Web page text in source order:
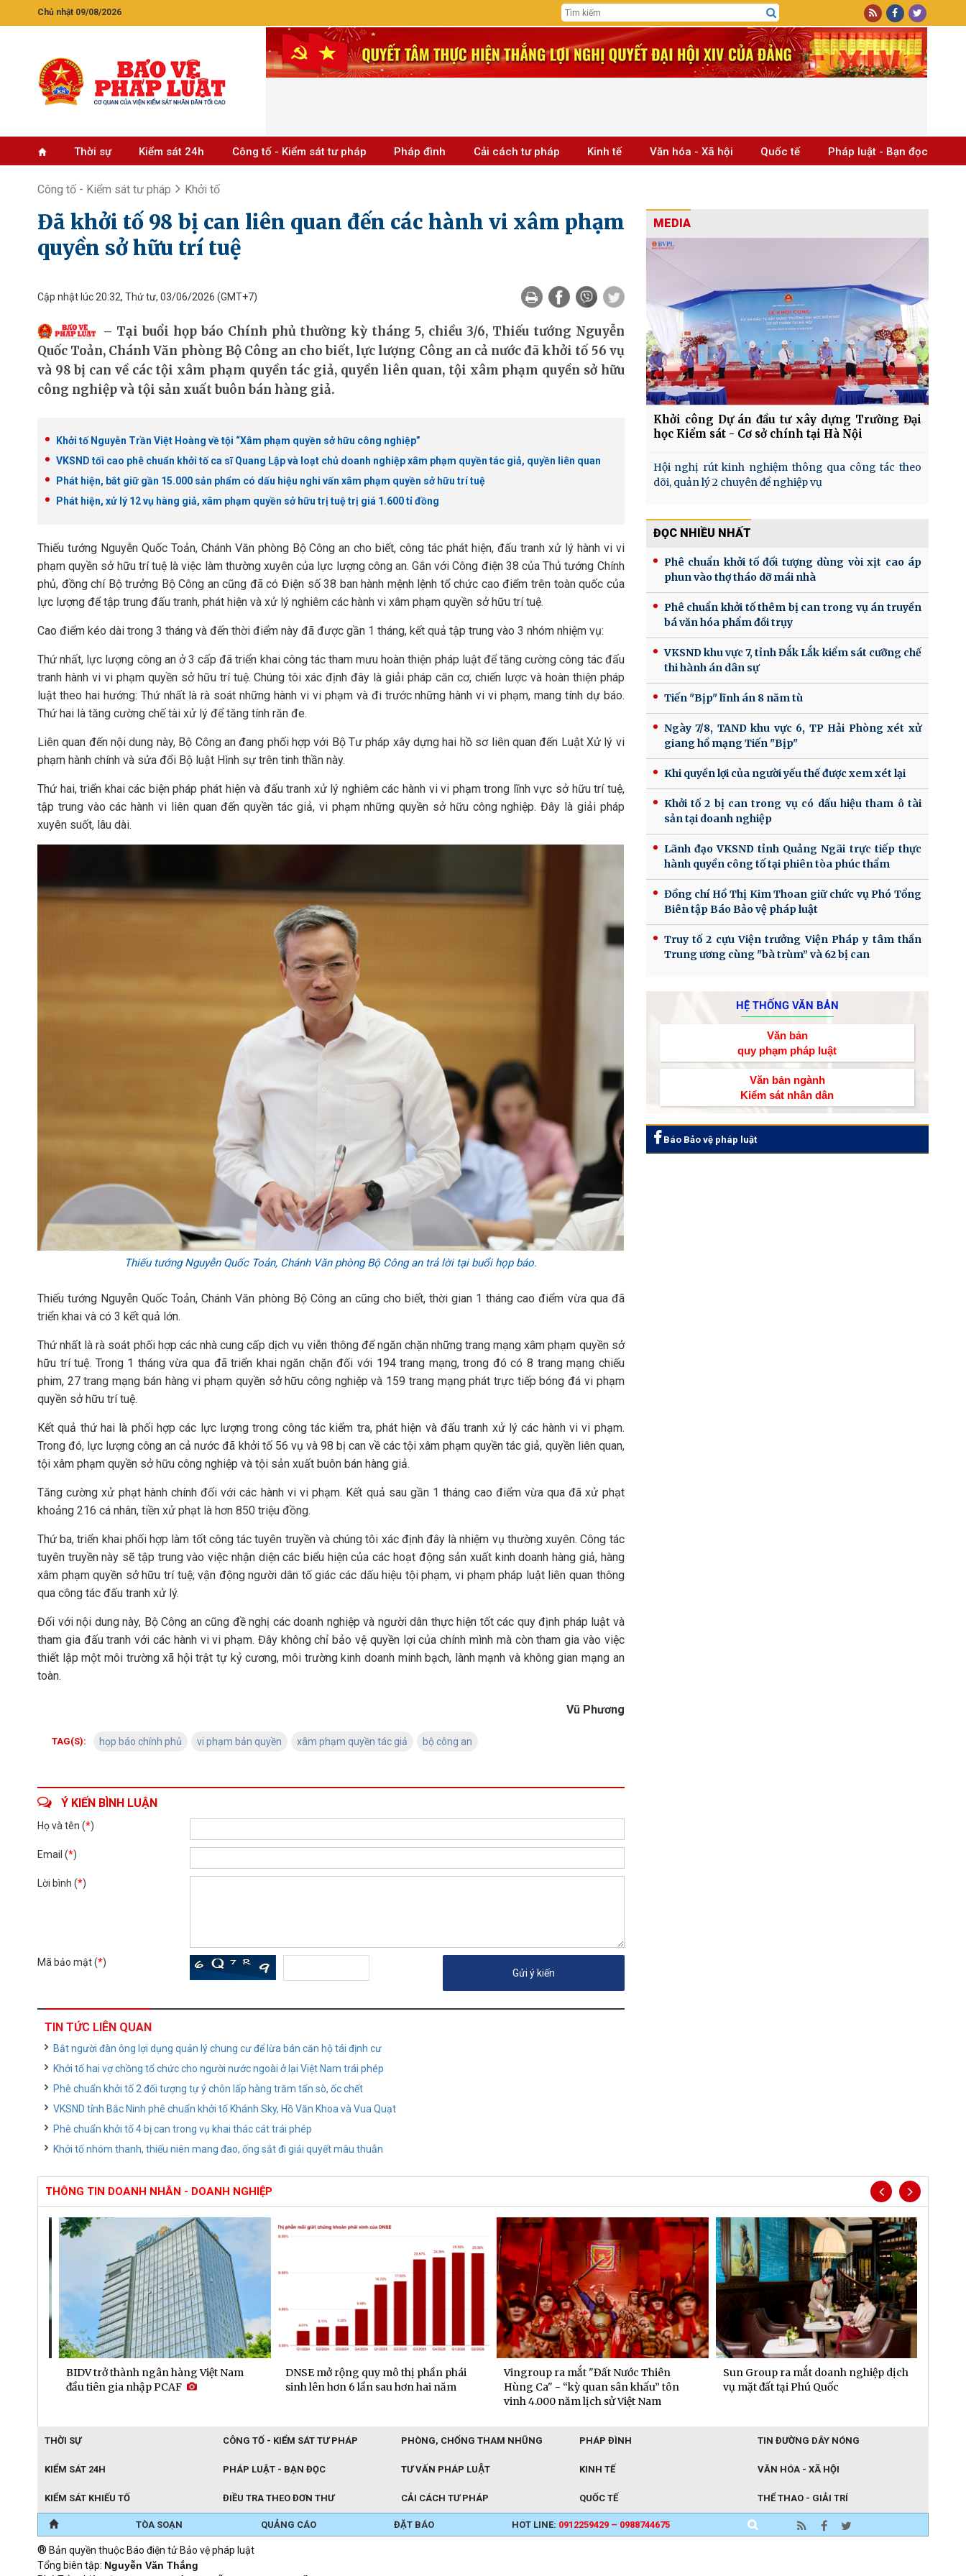
Chủ nhật 09/08/2026
Thời sự Kiểm sát 24h Công tố - Kiểm sát tư pháp Pháp đình Cải cách tư pháp Kinh tế Văn hóa - Xã hội Quốc tế Pháp luật - Bạn đọc
Công tố - Kiểm sát tư pháp Khởi tố
Đã khởi tố 98 bị can liên quan đến các hành vi xâm phạm
quyền sở hữu trí tuệ
Cập nhật lúc 20:32, Thứ tư, 03/06/2026 (GMT+7)
Tại buổi họp báo Chính phủ thường kỳ tháng 5, chiều 3/6, Thiếu tướng Nguyễn
Quốc Toản, Chánh Văn phòng Bộ Công an cho biết, lực lượng Công an cả nước đã khởi tố 56 vụ
và 98 bị can về các tội xâm phạm quyền tác giả, quyền liên quan, tội xâm phạm quyền sở hữu
công nghiệp và tội sản xuất buôn bán hàng giả.
Khởi tố Nguyễn Trần Việt Hoàng về tội “Xâm phạm quyền sở hữu công nghiệp”
VKSND tối cao phê chuẩn khởi tố ca sĩ Quang Lập và loạt chủ doanh nghiệp xâm phạm quyền tác giả, quyền liên quan
Phát hiện, bắt giữ gần 15.000 sản phẩm có dấu hiệu nghi vấn xâm phạm quyền sở hữu trí tuệ
Phát hiện, xử lý 12 vụ hàng giả, xâm phạm quyền sở hữu trị tuệ trị giá 1.600 tỉ đồng
Thiếu tướng Nguyễn Quốc Toản, Chánh Văn phòng Bộ Công an cho biết, công tác phát hiện, đấu tranh xử lý hành vi vi
phạm quyền sở hữu trí tuệ là việc làm thường xuyên của lực lượng công an. Gắn với Công điện 38 của Thủ tướng Chính
phủ, đồng chí Bộ trưởng Bộ Công an cũng đã có Điện số 38 ban hành mệnh lệnh tổ chức cao điểm trên toàn quốc của
lực lượng để tập trung đấu tranh, phát hiện và xử lý nghiêm các hành vi xâm phạm quyền sở hữu trí tuệ.
Cao điểm kéo dài trong 3 tháng và đến thời điểm này đã được gần 1 tháng, kết quả tập trung vào 3 nhóm nhiệm vụ:
Thứ nhất, lực lượng công an ở 3 cấp đã triển khai công tác tham mưu hoàn thiện pháp luật để tăng cường công tác đấu
tranh hành vi vi phạm quyền sở hữu trí tuệ. Chúng tôi xác định đây là giải pháp căn cơ, chiến lược và hoàn thiện pháp
luật theo hai hướng: Thứ nhất là rà soát những hành vi vi phạm và đi trước những hành vi vi phạm, mang tính dự báo.
Thứ hai là tăng cường chế tài xử lý để tăng tính răn đe.
Liên quan đến nội dung này, Bộ Công an đang phối hợp với Bộ Tư pháp xây dựng hai hồ sơ liên quan đến Luật Xử lý vi
phạm hành chính và sửa đổi Bộ luật Hình sự trên tinh thần này.
Thứ hai, triển khai các biện pháp phát hiện và đấu tranh xử lý nghiêm các hành vi vi phạm trong lĩnh vực sở hữu trí tuệ,
tập trung vào các hành vi liên quan đến quyền tác giả, vi phạm những quyền sở hữu công nghiệp. Đây là giải pháp
xuyên suốt, lâu dài.
Thiếu tướng Nguyễn Quốc Toản, Chánh Văn phòng Bộ Công an trả lời tại buổi họp báo.
Thiếu tướng Nguyễn Quốc Toản, Chánh Văn phòng Bộ Công an cũng cho biết, thời gian 1 tháng cao điểm vừa qua đã
triển khai và có 3 kết quả lớn.
Thứ nhất là rà soát phối hợp các nhà cung cấp dịch vụ viễn thông để ngăn chặn những trang mạng xâm phạm quyền sở
hữu trí tuệ. Trong 1 tháng vừa qua đã triển khai ngăn chặn đối với 194 trang mạng, trong đó có 8 trang mạng chiếu
phim, 27 trang mạng bán hàng vi phạm quyền sở hữu công nghiệp và 159 trang mạng phát trực tiếp bóng đá vi phạm
quyền sở hữu trí tuệ.
Kết quả thứ hai là phối hợp các lực lượng trong công tác kiểm tra, phát hiện và đấu tranh xử lý các hành vi vi phạm.
Trong đó, lực lượng công an cả nước đã khởi tố 56 vụ và 98 bị can về các tội xâm phạm quyền tác giả, quyền liên quan,
tội xâm phạm quyền sở hữu công nghiệp và tội sản xuất buôn bán hàng giả.
Tăng cường xử phạt hành chính đối với các hành vi vi phạm. Kết quả sau gần 1 tháng cao điểm vừa qua đã xử phạt
khoảng 216 cá nhân, tiền xử phạt là hơn 850 triệu đồng.
Thứ ba, triển khai phối hợp làm tốt công tác tuyên truyền và chúng tôi xác định đây là nhiệm vụ thường xuyên. Công tác
tuyên truyền này sẽ tập trung vào việc nhận diện các biểu hiện của các hoạt động sản xuất kinh doanh hàng giả, hàng
xâm phạm quyền sở hữu trí tuệ; vận động người dân tố giác các dấu hiệu tội phạm, vi phạm pháp luật liên quan thông
qua công tác đấu tranh xử lý.
Đối với nội dung này, Bộ Công an cũng đề nghị các doanh nghiệp và người dân thực hiện tốt các quy định pháp luật và
tham gia đấu tranh với các hành vi vi phạm. Đây không chỉ bảo vệ quyền lợi của chính mình mà còn tham gia vào việc
thiết lập một môi trường xã hội trật tự kỷ cương, môi trường kinh doanh minh bạch, lành mạnh và không gian mạng an
toàn.
Vũ Phương
TAG(S): họp báo chính phủ vi phạm bản quyền xâm phạm quyền tác giả bộ công an
Ý KIẾN BÌNH LUẬN
Họ và tên (*)
Email (*)
Lời bình (*)
Mã bảo mật (*)
TIN TỨC LIÊN QUAN
Bắt người đàn ông lợi dụng quản lý chung cư để lừa bán căn hộ tái định cư
Khởi tố hai vợ chồng tổ chức cho người nước ngoài ở lại Việt Nam trái phép
Phê chuẩn khởi tố 2 đối tượng tự ý chôn lấp hàng trăm tấn sò, ốc chết
VKSND tỉnh Bắc Ninh phê chuẩn khởi tố Khánh Sky, Hồ Văn Khoa và Vua Quạt
Phê chuẩn khởi tố 4 bị can trong vụ khai thác cát trái phép
Khởi tố nhóm thanh, thiếu niên mang đao, ống sắt đi giải quyết mâu thuẫn
MEDIA
Khởi công Dự án đầu tư xây dựng Trường Đại
học Kiểm sát - Cơ sở chính tại Hà Nội
Hội nghị rút kinh nghiệm thông qua công tác theo
dõi, quản lý 2 chuyên đề nghiệp vụ
ĐỌC NHIỀU NHẤT
Phê chuẩn khởi tố đối tượng dùng vòi xịt cao áp
phun vào thợ tháo dỡ mái nhà
Phê chuẩn khởi tố thêm bị can trong vụ án truyền
bá văn hóa phẩm đồi trụy
VKSND khu vực 7, tỉnh Đắk Lắk kiểm sát cưỡng chế
thi hành án dân sự
Tiến "Bịp" lĩnh án 8 năm tù
Ngày 7/8, TAND khu vực 6, TP Hải Phòng xét xử
giang hồ mạng Tiến "Bịp"
Khi quyền lợi của người yếu thế được xem xét lại
Khởi tố 2 bị can trong vụ có dấu hiệu tham ô tài
sản tại doanh nghiệp
Lãnh đạo VKSND tỉnh Quảng Ngãi trực tiếp thực
hành quyền công tố tại phiên tòa phúc thẩm
Đồng chí Hồ Thị Kim Thoan giữ chức vụ Phó Tổng
Biên tập Báo Bảo vệ pháp luật
Truy tố 2 cựu Viện trưởng Viện Pháp y tâm thần
Trung ương cùng "bà trùm” và 62 bị can
HỆ THỐNG VĂN BẢN
Văn bản
quy phạm pháp luật
Văn bản ngành
Kiểm sát nhân dân
Báo Bảo vệ pháp luật
THÔNG TIN DOANH NHÂN - DOANH NGHIỆP
BIDV trở thành ngân hàng Việt Nam
đầu tiên gia nhập PCAF
DNSE mở rộng quy mô thị phần phái
sinh lên hơn 6 lần sau hơn hai năm
Vingroup ra mắt "Đất Nước Thiên
Hùng Ca" - “kỳ quan sân khấu” tôn
vinh 4.000 năm lịch sử Việt Nam
Sun Group ra mắt doanh nghiệp dịch
vụ mặt đất tại Phú Quốc
THỜI SỰ CÔNG TỐ - KIỂM SÁT TƯ PHÁP PHÒNG, CHỐNG THAM NHŨNG PHÁP ĐÌNH TIN ĐƯỜNG DÂY NÓNG
KIỂM SÁT 24H PHÁP LUẬT - BẠN ĐỌC TƯ VẤN PHÁP LUẬT KINH TẾ VĂN HÓA - XÃ HỘI
KIỂM SÁT KHIẾU TỐ ĐIỀU TRA THEO ĐƠN THƯ CẢI CÁCH TƯ PHÁP QUỐC TẾ THỂ THAO - GIẢI TRÍ
TÒA SOẠN QUẢNG CÁO ĐẶT BÁO HOT LINE: 0912259429 – 0988744675
® Bản quyền thuộc Báo điện tử Bảo vệ pháp luật
Tổng biên tập: Nguyễn Văn Thắng